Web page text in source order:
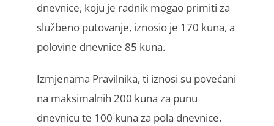
dnevnice, koju je radnik mogao primiti za
službeno putovanje, iznosio je 170 kuna, a
polovine dnevnice 85 kuna.
Izmjenama Pravilnika, ti iznosi su povećani
na maksimalnih 200 kuna za punu
dnevnicu te 100 kuna za pola dnevnice.